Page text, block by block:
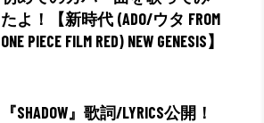
たよ！【新時代 (ADO/ウタ FROM
ONE PIECE FILM RED) NEW GENESIS】
『SHADOW』歌詞/LYRICS公開！